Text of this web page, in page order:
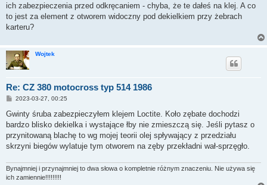
ich zabezpieczenia przed odkręcaniem - chyba, że te dałeś na klej. A co
to jest za element z otworem widoczny pod dekielkiem przy żebrach
karteru?
Wojtek
Re: CZ 380 motocross typ 514 1986
P
s
2023-03-27, 00:25
Gwinty śruba zabezpieczyłem klejem Loctite. Koło zębate dochodzi
bardzo blisko dekielka i wystające łby nie zmieszczą się. Jeśli pytasz o
przynitowaną blachę to wg mojej teorii olej spływający z przedziału
skrzyni biegów wylatuje tym otworem na zęby przekładni wał-sprzęgło.
Bynajmniej i przynajmniej to dwa słowa o kompletnie różnym znaczeniu. Nie używa się
ich zamiennie!!!!!!!!!